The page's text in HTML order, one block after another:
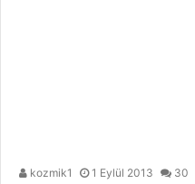
kozmik1 1 Eylül 2013 30